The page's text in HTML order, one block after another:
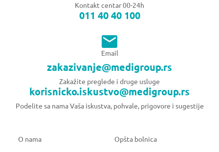
Kontakt centar 00-24h
011 40 40 100
Email
zakazivanje@medigroup.rs
Zakažite preglede i druge usluge
korisnicko.iskustvo@medigroup.rs
Podelite sa nama Vaša iskustva, pohvale, prigovore i sugestije
O nama Opšta bolnica